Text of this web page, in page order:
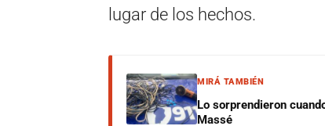
lugar de los hechos.
MIRÁ TAMBIÉN
Lo sorprendieron
Massé